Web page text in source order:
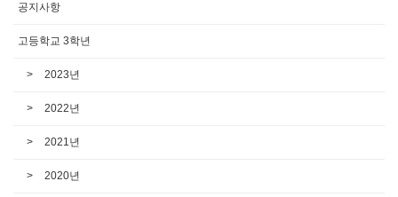
공지사항
고등학교 3학년
2023년
2022년
2021년
2020년